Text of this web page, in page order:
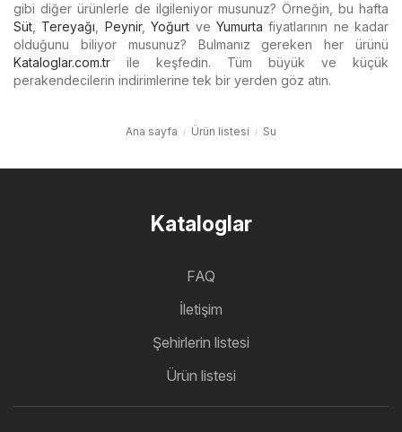
gibi diğer ürünlerle de ilgileniyor musunuz? Örneğin, bu hafta
Süt
Tereyağı Peynir,Yoğurt ve Yumurta fiyatlarının ne kadar
olduğunu biliyor musunuz? Bulmanız gereken her ürünü
Kataloglar.com.tr ile keşfedin. Tüm büyük ve küçük
perakendecilerin indirimlerine tek bir yerden göz atın.
Ana sayfa Ürün listesi Su
Kataloglar
FAQ
İletişim
Şehirlerin listesi
Ürün listesi